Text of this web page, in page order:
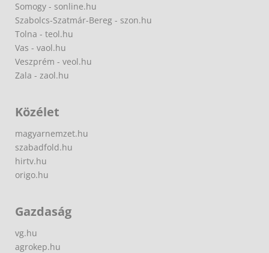
Somogy - sonline.hu
Szabolcs-Szatmár-Bereg - szon.hu
Tolna - teol.hu
Vas - vaol.hu
Veszprém - veol.hu
Zala - zaol.hu
Közélet
magyarnemzet.hu
szabadfold.hu
hirtv.hu
origo.hu
Gazdaság
vg.hu
agrokep.hu